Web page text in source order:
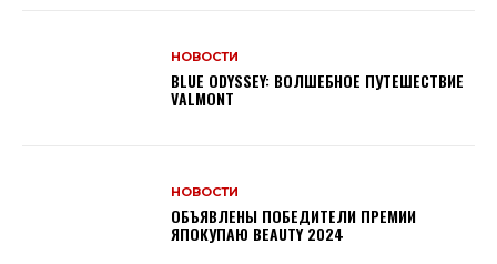
НОВОСТИ
BLUE ODYSSEY: ВОЛШЕБНОЕ ПУТЕШЕСТВИЕ
VALMONT
НОВОСТИ
ОБЪЯВЛЕНЫ ПОБЕДИТЕЛИ ПРЕМИИ
ЯПОКУПАЮ BEAUTY 2024